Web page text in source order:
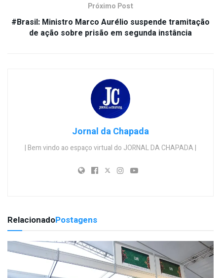
Próximo Post
#Brasil: Ministro Marco Aurélio suspende tramitação
de ação sobre prisão em segunda instância
Jornal da Chapada
| Bem vindo ao espaço virtual do JORNAL DA CHAPADA |
RelacionadoPostagens